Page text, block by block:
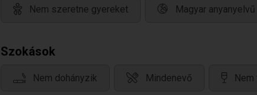
Nem szeretne gyereket Magyar anyanyelvű
Szokások
Nem dohányzik Mindenevő